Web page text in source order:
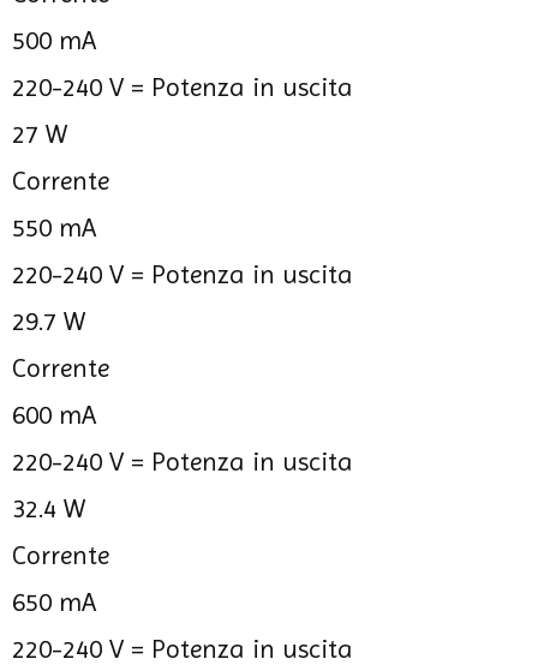
500 mA
220-240 V = Potenza in uscita
27 W
Corrente
550 mA
220-240 V = Potenza in uscita
29.7 W
Corrente
600 mA
220-240 V = Potenza in uscita
32.4 W
Corrente
650 mA
220-240 V = Potenza in uscita